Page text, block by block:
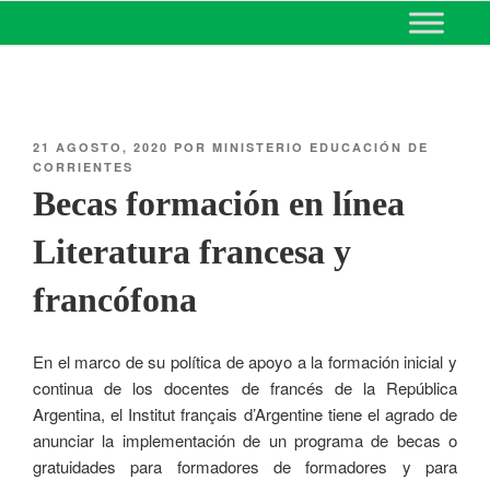
MINISTERIO DE EDUCACIÓN
DE CORRIENTES
21 AGOSTO, 2020 POR MINISTERIO EDUCACIÓN DE
CORRIENTES
Becas formación en línea
Literatura francesa y
francófona
En el marco de su política de apoyo a la formación inicial y
continua de los docentes de francés de la República
Argentina, el Institut français d’Argentine tiene el agrado de
anunciar la implementación de un programa de becas o
gratuidades para formadores de formadores y para